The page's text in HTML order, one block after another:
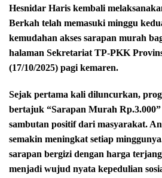
Hesnidar Haris kembali
Berkah telah memasuki minggu
kemudahan akses sarapan murah
halaman Sekretariat TP-PKK
(17/10/2025) pagi kemaren.
Sejak pertama kali diluncurkan,
bertajuk “Sarapan Murah
sambutan positif dari masyarakat.
semakin meningkat setiap
sarapan bergizi dengan harga
menjadi wujud nyata kepedulian